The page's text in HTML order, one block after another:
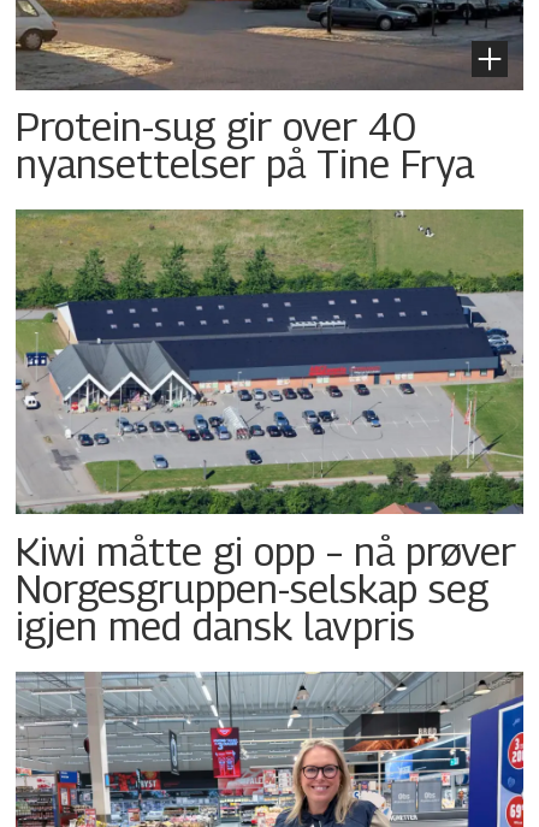
Protein-sug gir over 40
nyansettelser på Tine Frya
Kiwi måtte gi opp – nå prøver
Norgesgruppen-selskap seg
igjen med dansk lavpris